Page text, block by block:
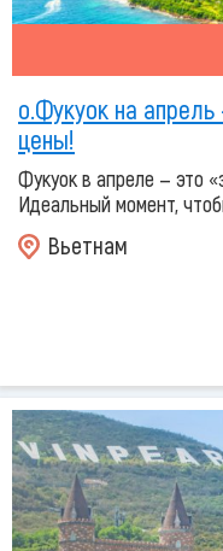
о.Фукуок на апрель
цены!
Фукуок в апреле — это
Идеальный момент,
Вьетнам